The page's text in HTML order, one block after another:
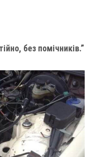
без помічників.”